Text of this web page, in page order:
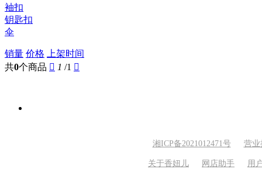
袖扣
钥匙扣
伞
销量 价格 上架时间
共0个商品  1 /1 
湘ICP备2021012471号 营业
关于香妞儿 网店助手 用